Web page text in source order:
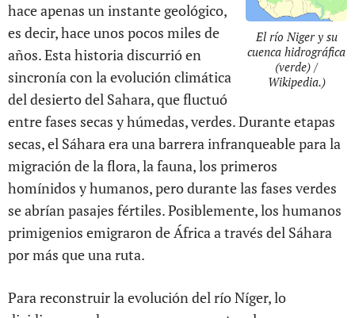
El río Niger y su
cuenca hidrográfica
(verde) /
Wikipedia.)
hace apenas un instante geológico,
es decir, hace unos pocos miles de
años. Esta historia discurrió en
sincronía con la evolución climática
del desierto del Sahara, que fluctuó
entre fases secas y húmedas, verdes. Durante etapas
secas, el Sáhara era una barrera infranqueable para la
migración de la flora, la fauna, los primeros
homínidos y humanos, pero durante las fases verdes
se abrían pasajes fértiles. Posiblemente, los humanos
primigenios emigraron de África a través del Sáhara
por más que una ruta.
Para reconstruir la evolución del río Níger, lo